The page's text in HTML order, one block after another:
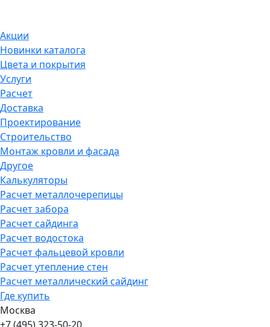
Акции
Новинки каталога
Цвета и покрытия
Услуги
Расчет
Доставка
Проектирование
Строительство
Монтаж кровли и фасада
Другое
Калькуляторы
Расчет металлочерепицы
Расчет забора
Расчет сайдинга
Расчет водостока
Расчет фальцевой кровли
Расчет утепление стен
Расчет металлический сайдинг
Где купить
Москва